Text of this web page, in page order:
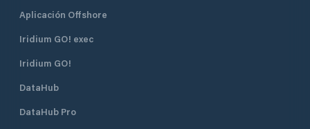
Aplicación Offshore
Iridium GO! exec
Iridium GO!
DataHub
DataHub Pro